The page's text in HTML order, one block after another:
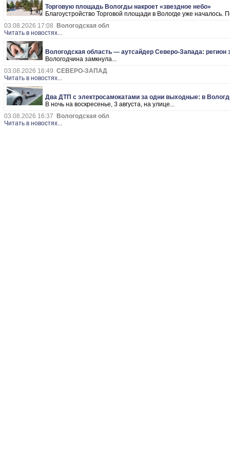
Торговую площадь Вологды накроет «звездное небо»
Благоустройство Торговой площади в Вологде уже началось.
03.08.2026 17:08
Вологодская обл
Читать в новостях...
Вологодская область — аутсайдер Северо-Запада: регион
Вологодчина замкнула...
03.08.2026 16:49 СЕВЕРО-ЗАПАД
Читать в новостях...
Два ДТП с электросамокатами за одни выходные: в
В ночь на воскресенье, 3 августа, на улице...
03.08.2026 16:37
Вологодская обл
Читать в новостях...